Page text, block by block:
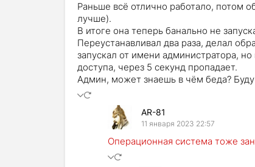
Раньше всё отлично работало, потом
лучше).
В итоге она теперь банально не
Переустанавливал два раза, делал
запускал от имени администратора,
доступа, через 5 секунд пропадает.
Админ, может знаешь в чём беда?
AR-81
11 января 2023 22:57
Операционная система тоже